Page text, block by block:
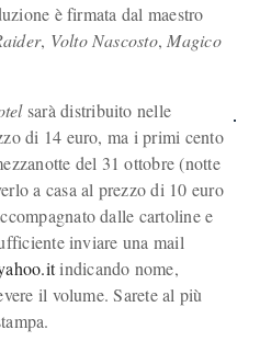
è firmata dal maestro
, Volto Nascosto, Magico
sarà distribuito nelle
di 14 euro, ma i primi cento
del 31 ottobre (notte
a casa al prezzo di 10 euro
dalle cartoline e
inviare una mail
indicando nome,
il volume. Sarete al più